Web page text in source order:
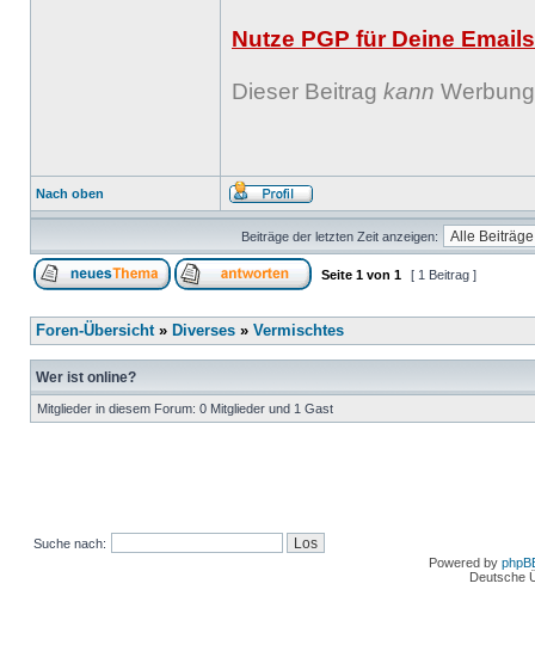
Nutze PGP für Deine
Dieser Beitrag kann
Nach oben
Beiträge der letzten Zeit anzeigen:
Seite 1 von 1 [ 1 Beitrag ]
Foren-Übersicht» Diverses » Vermischtes
Wer ist online?
Mitglieder in diesem Forum: 0 Mitglieder und 1 Gast
Suche nach:
Powered by
Deutsche